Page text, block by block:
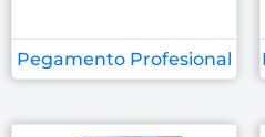
Pegamento Profesional